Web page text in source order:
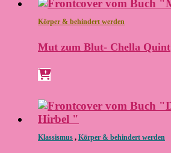
Körper & behindert werden
Mut zum Blut- Chella Quint
Klassismus , Körper & behindert werden